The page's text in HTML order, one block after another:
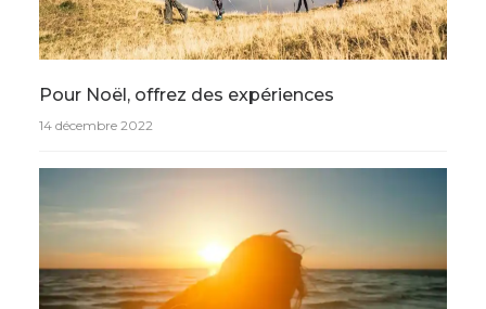
Pour Noël, offrez des expériences
14 décembre 2022